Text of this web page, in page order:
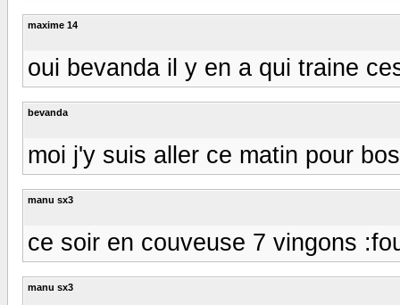
maxime 14
oui bevanda il y en a qui traine
bevanda
moi j'y suis aller ce matin pour
manu sx3
ce soir en couveuse 7 vingons
manu sx3